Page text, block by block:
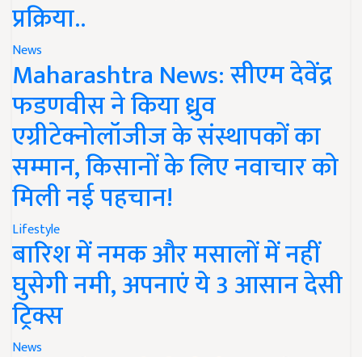
प्रक्रिया..
News
Maharashtra News: सीएम देवेंद्र
फडणवीस ने किया ध्रुव
एग्रीटेक्नोलॉजीज के संस्थापकों का
सम्मान, किसानों के लिए नवाचार को
मिली नई पहचान!
Lifestyle
बारिश में नमक और मसालों में नहीं
घुसेगी नमी, अपनाएं ये 3 आसान देसी
ट्रिक्स
News